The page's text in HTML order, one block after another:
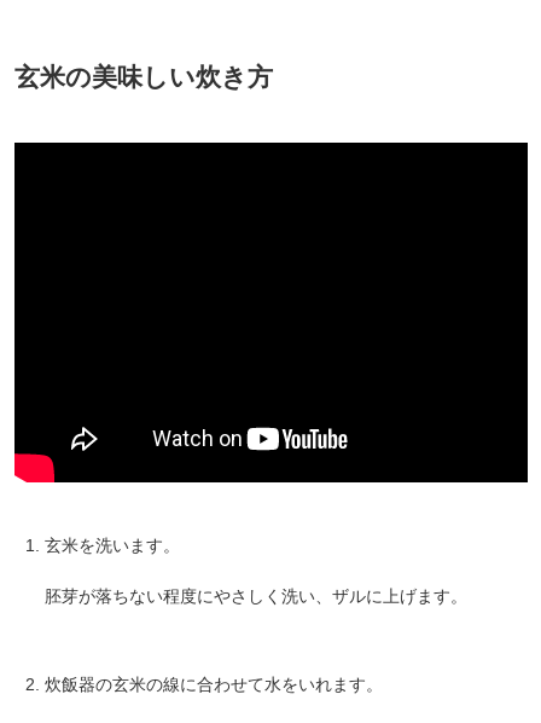
玄米の美味しい炊き方
玄米を洗います。
胚芽が落ちない程度にやさしく洗い、ザルに上げます。
炊飯器の玄米の線に合わせて水をいれます。